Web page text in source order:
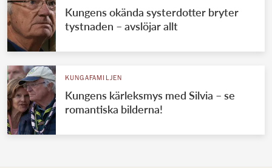
Kungens okända systerdotter bryter
tystnaden – avslöjar allt
KUNGAFAMILJEN
Kungens kärleksmys med Silvia – se
romantiska bilderna!